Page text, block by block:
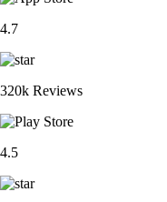
4.7
320k Reviews
4.5